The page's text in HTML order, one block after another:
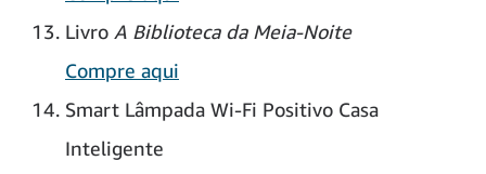
Livro A Biblioteca da Meia-Noite
Compre aqui
Smart Lâmpada Wi-Fi Positivo Casa
Inteligente